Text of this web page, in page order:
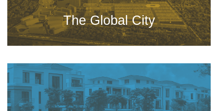
The Global City